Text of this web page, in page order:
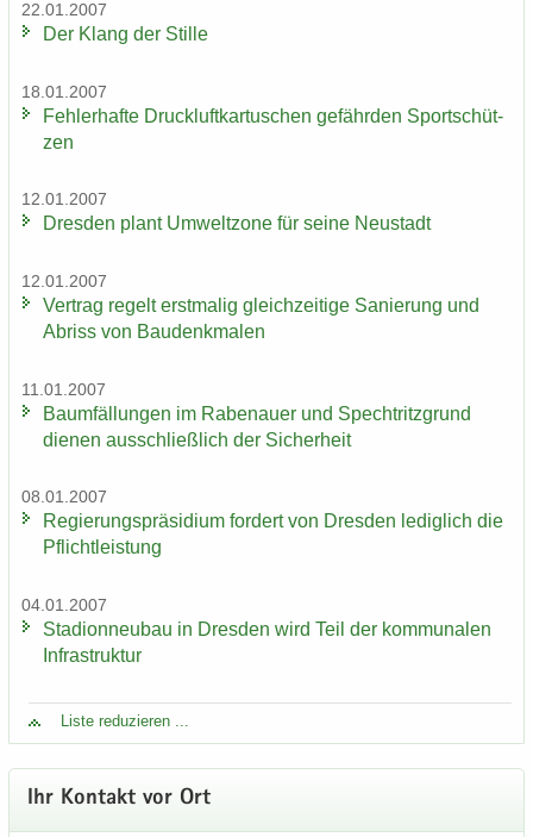
22.01.2007
Der Klang der Stil­le
18.01.2007
Feh­ler­haf­te Druck­luft­kar­tu­schen ge­fähr­den Sport­schüt­
zen
12.01.2007
Dres­den plant Um­welt­zo­ne für seine Neu­stadt
12.01.2007
Ver­trag re­gelt erst­ma­lig gleich­zei­ti­ge Sa­nie­rung und
Ab­riss von Bau­denk­ma­len
11.01.2007
Baum­fäl­lun­gen im Ra­be­nau­er und Spech­tritz­grund
die­nen aus­schließ­lich der Si­cher­heit
08.01.2007
Re­gie­rungs­prä­si­di­um for­dert von Dres­den le­dig­lich die
Pflicht­leis­tung
04.01.2007
Sta­di­on­neu­bau in Dres­den wird Teil der kom­mu­na­len
In­fra­struk­tur
Liste re­du­zie­ren ...
Ihr Kon­takt vor Ort